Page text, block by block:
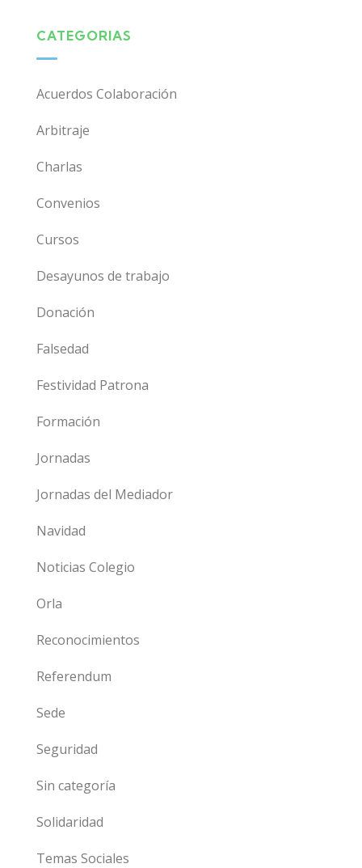
CATEGORIAS
Acuerdos Colaboración
Arbitraje
Charlas
Convenios
Cursos
Desayunos de trabajo
Donación
Falsedad
Festividad Patrona
Formación
Jornadas
Jornadas del Mediador
Navidad
Noticias Colegio
Orla
Reconocimientos
Referendum
Sede
Seguridad
Sin categoría
Solidaridad
Temas Sociales